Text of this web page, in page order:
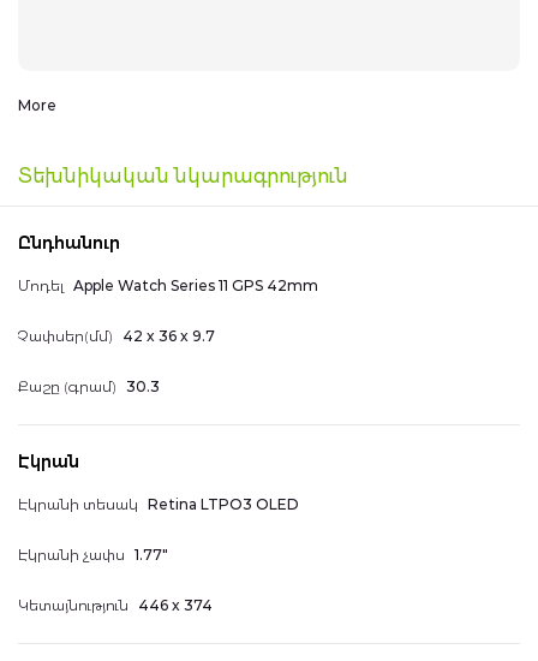
More
Տեխնիկական նկարագրություն
Ընդհանուր
Մոդել Apple Watch Series 11 GPS 42mm
Չափսեր(մմ) 42 x 36 x 9.7
Քաշը (գրամ) 30.3
Էկրան
Էկրանի տեսակ Retina LTPO3 OLED
Էկրանի չափս 1.77"
Կետայնություն 446 x 374
Իմ կուտակած միավորները